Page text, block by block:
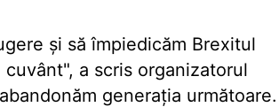
și să împiedicăm Brexitul
a scris organizatorul
generația următoare.